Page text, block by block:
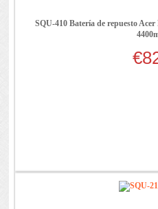
SQU-410 Batería de repuesto